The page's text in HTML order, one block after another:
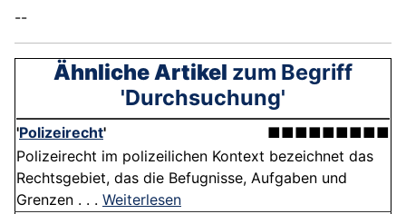
--
Ähnliche Artikel zum Begriff
'Durchsuchung'
'Polizeirecht'
■■■■■■■■■
Polizeirecht im polizeilichen Kontext bezeichnet das
Rechtsgebiet, das die Befugnisse, Aufgaben und
Grenzen . . . Weiterlesen